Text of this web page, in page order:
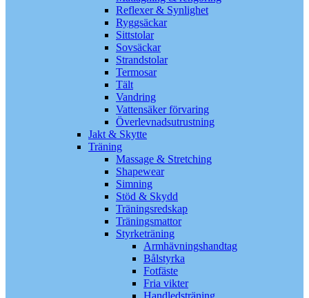
Reflexer & Synlighet
Ryggsäckar
Sittstolar
Sovsäckar
Strandstolar
Termosar
Tält
Vandring
Vattensäker förvaring
Överlevnadsutrustning
Jakt & Skytte
Träning
Massage & Stretching
Shapewear
Simning
Stöd & Skydd
Träningsredskap
Träningsmattor
Styrketräning
Armhävningshandtag
Bålstyrka
Fotfäste
Fria vikter
Handledsträning